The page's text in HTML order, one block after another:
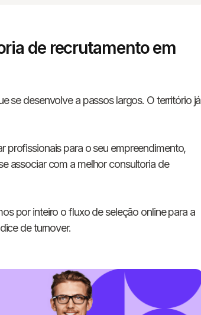
de recrutamento em
se desenvolve a passos largos. O território já
profissionais para o seu empreendimento,
associar com a melhor consultoria de
por inteiro o fluxo de seleção online para a
de turnover.